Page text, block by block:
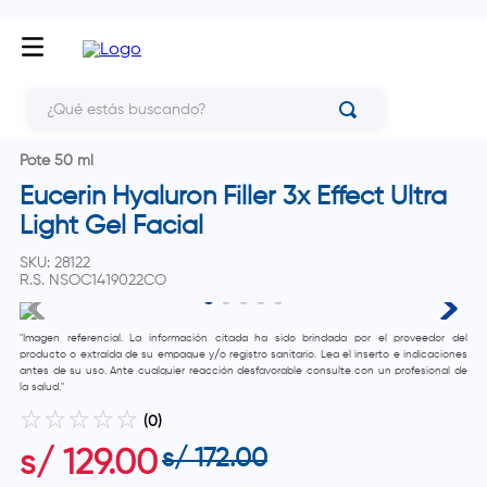
Pote 50 ml
Eucerin Hyaluron Filler 3x Effect Ultra
Light Gel Facial
SKU: 28122
R.S. NSOC1419022CO
"Imagen referencial. La información citada ha sido brindada por el proveedor del
producto o extraída de su empaque y/o registro sanitario. Lea el inserto e indicaciones
antes de su uso. Ante cualquier reacción desfavorable consulte con un profesional de
la salud."
☆ ☆ ☆ ☆ ☆ (0)
s/ 129.00s/ 172.00